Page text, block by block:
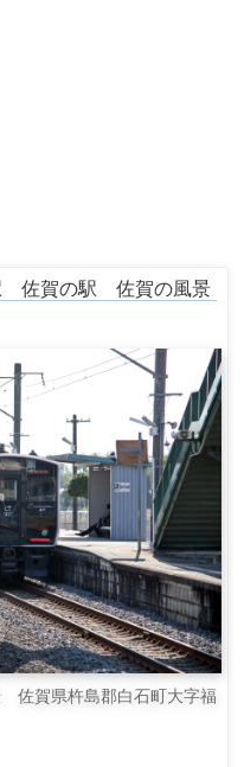
佐賀の駅 佐賀の風景
賀県杵島郡白石町大字福